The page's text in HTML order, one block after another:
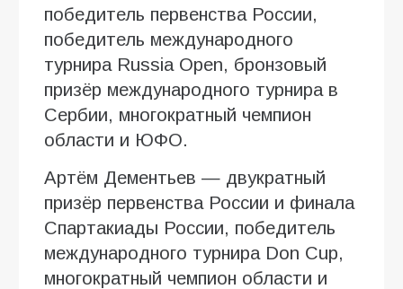
победитель первенства России,
победитель международного
турнира Russia Open, бронзовый
призёр международного турнира в
Сербии, многократный чемпион
области и ЮФО.
Артём Дементьев — двукратный
призёр первенства России и финала
Спартакиады России, победитель
международного турнира Don Cup,
многократный чемпион области и